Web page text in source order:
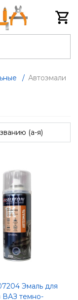
/ Автоэмали
Эмаль для
ВАЗ темно-